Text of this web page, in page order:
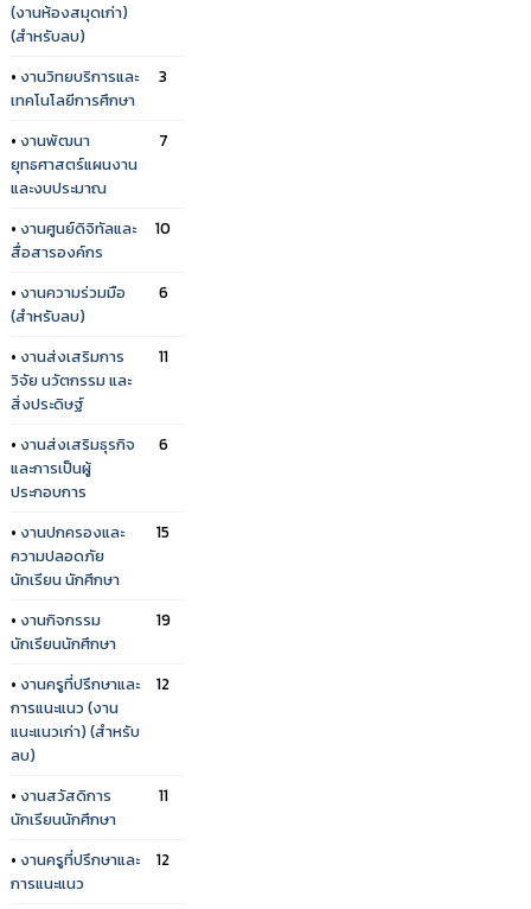
(งานห้องสมุดเก่า)
(สำหรับลบ)
• งานวิทยบริการและ
เทคโนโลยีการศึกษา
3
• งานพัฒนา
ยุทธศาสตร์แผนงาน
และงบประมาณ
7
• งานศูนย์ดิจิทัลและ
สื่อสารองค์กร
10
• งานความร่วมมือ
(สำหรับลบ)
6
• งานส่งเสริมการ
วิจัย นวัตกรรม และ
สิ่งประดิษฐ์
11
• งานส่งเสริมธุรกิจ
และการเป็นผู้
ประกอบการ
6
• งานปกครองและ
ความปลอดภัย
นักเรียน นักศึกษา
15
• งานกิจกรรม
นักเรียนนักศึกษา
19
• งานครูที่ปรึกษาและ
การแนะแนว (งาน
แนะแนวเก่า) (สำหรับ
ลบ)
12
• งานสวัสดิการ
นักเรียนนักศึกษา
11
• งานครูที่ปรึกษาและ
การแนะแนว
12